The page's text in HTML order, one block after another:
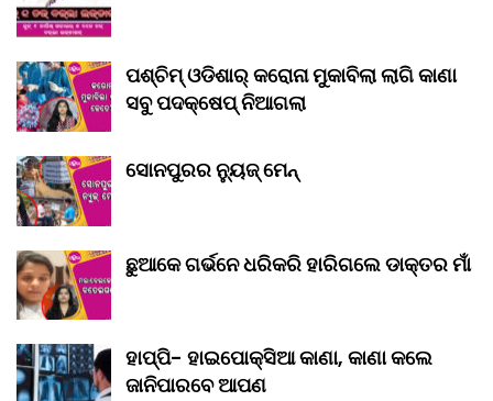
ପଶ୍ଚିମ୍ ଓଡିଶାର୍ କରୋନା ମୁକାବିଲା ଲାଗି କାଣା
ସବୁ ପଦକ୍ଷେପ୍ ନିଆଗଲା
ସୋନପୁରର ନ୍ୟୁଜ୍ ମେନ୍
ଛୁଆକେ ଗର୍ଭନେ ଧରିକରି ହାରିଗଲେ ଡାକ୍ତର ମାଁ
ହାପ୍ପି- ହାଇପୋକ୍ସିଆ କାଣା, କାଣା କଲେ
ଜାନିପାରବେ ଆପଣ